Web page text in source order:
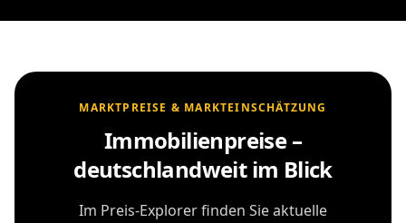
MARKTPREISE & MARKTEINSCHÄTZUNG
Immobilienpreise –
deutschlandweit im Blick
Im Preis-Explorer finden Sie aktuelle